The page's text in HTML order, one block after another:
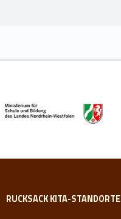
RUCKSACK KITA-STANDORTE